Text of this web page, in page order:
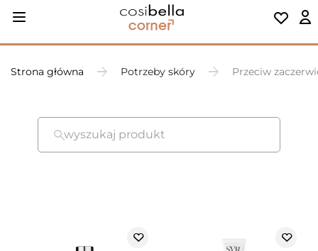
Strona główna Potrzeby skóry Przeciw
wyszukaj produkt